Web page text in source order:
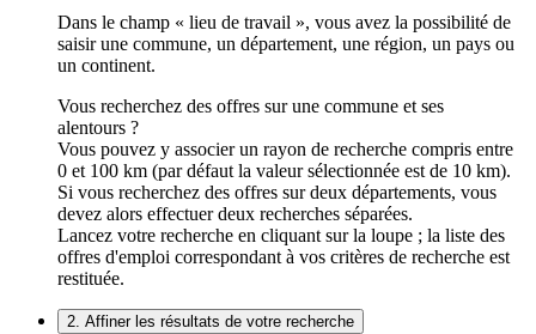
Dans le champ « lieu de travail », vous avez la possibilité de
saisir une commune, un département, une région, un pays ou
un continent.
Vous recherchez des offres sur une commune et ses
alentours ?
Vous pouvez y associer un rayon de recherche compris entre
0 et 100 km (par défaut la valeur sélectionnée est de 10 km).
Si vous recherchez des offres sur deux départements, vous
devez alors effectuer deux recherches séparées.
Lancez votre recherche en cliquant sur la loupe ; la liste des
offres d'emploi correspondant à vos critères de recherche est
restituée.
2. Affiner les résultats de votre recherche